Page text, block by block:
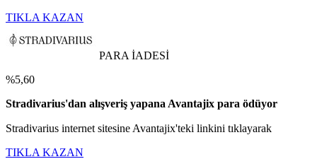
TIKLA KAZAN
PARA İADESİ
%5,60
Stradivarius'dan alışveriş yapana Avantajix para ödüyor
Stradivarius internet sitesine Avantajix'teki linkini tıklayarak
TIKLA KAZAN